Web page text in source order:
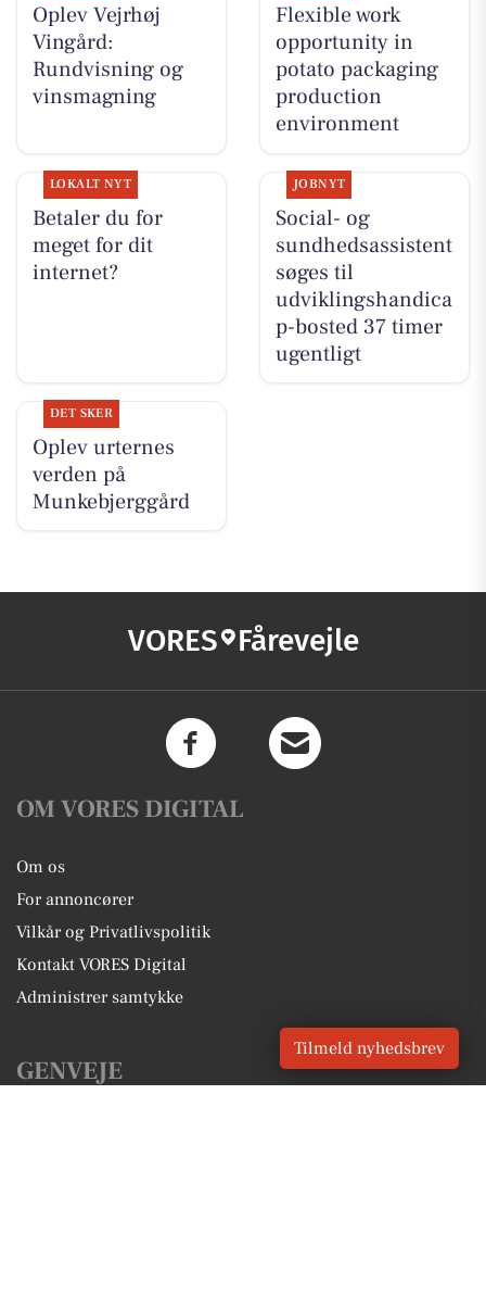
Oplev Vejrhøj
Vingård:
Rundvisning og
vinsmagning
Flexible work
opportunity in
potato packaging
production
environment
LOKALT NYT
Betaler du for
meget for dit
internet?
JOBNYT
Social- og
sundhedsassistent
søges til
udviklingshandica
p-bosted 37 timer
ugentligt
DET SKER
Oplev urternes
verden på
Munkebjerggård
VORES Fårevejle
OM VORES DIGITAL
Om os
For annoncører
Vilkår og Privatlivspolitik
Kontakt VORES Digital
Administrer samtykke
GENVEJE
Tilmeld nyhedsbrev